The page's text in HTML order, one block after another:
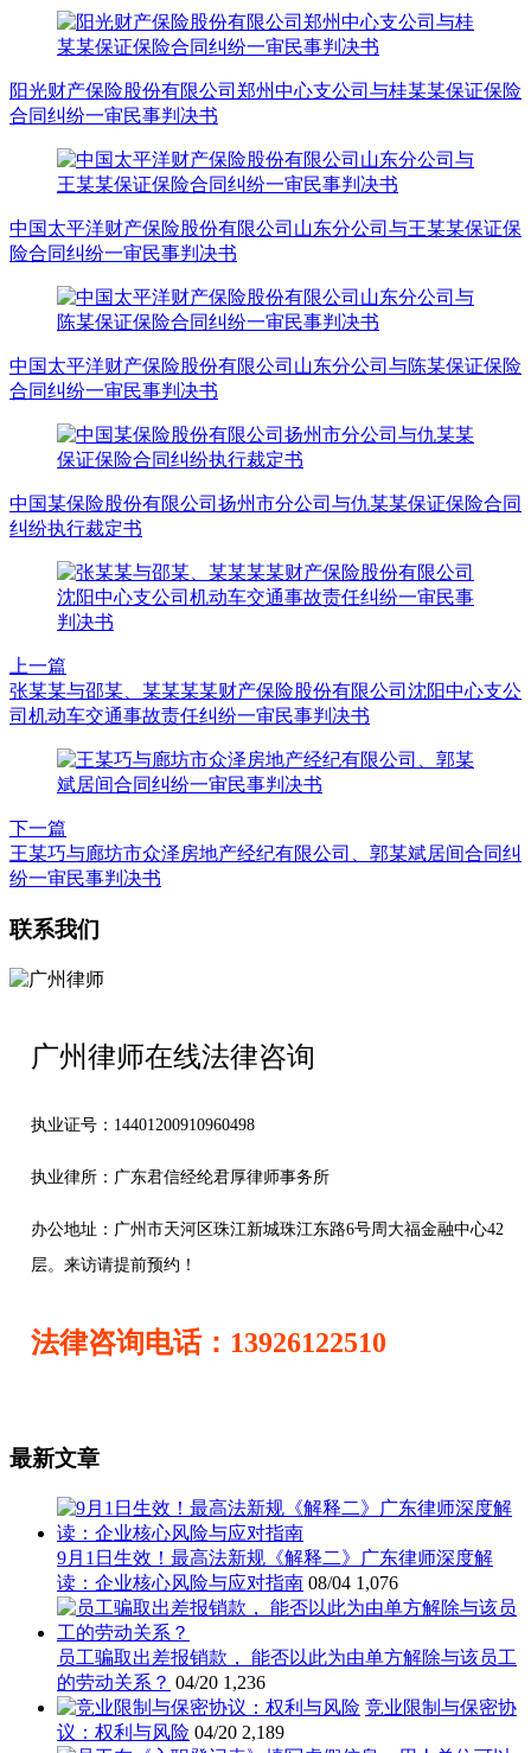
阳光财产保险股份有限公司郑州中心支公司与桂某某保证保险
合同纠纷一审民事判决书
中国太平洋财产保险股份有限公司山东分公司与王某某保证保
险合同纠纷一审民事判决书
中国太平洋财产保险股份有限公司山东分公司与陈某保证保险
合同纠纷一审民事判决书
中国某保险股份有限公司扬州市分公司与仇某某保证保险合同
纠纷执行裁定书
上一篇
张某某与邵某、某某某某财产保险股份有限公司沈阳中心支公
司机动车交通事故责任纠纷一审民事判决书
下一篇
王某巧与廊坊市众泽房地产经纪有限公司、郭某斌居间合同纠
纷一审民事判决书
联系我们
广州律师在线法律咨询
执业证号：14401200910960498
执业律所：广东君信经纶君厚律师事务所
办公地址： 广州市天河区珠江新城珠江东路6号周大福金融中心42
层。来访请提前预约！
法律咨询电话：13926122510
最新文章
9月1日生效！最高法新规《解释二》广东律师深度解
读：企业核心风险与应对指南 08/04 1,076
员工骗取出差报销款， 能否以此为由单方解除与该员工
的劳动关系？ 04/20 1,236
竞业限制与保密协
议：权利与风险 04/20 2,189